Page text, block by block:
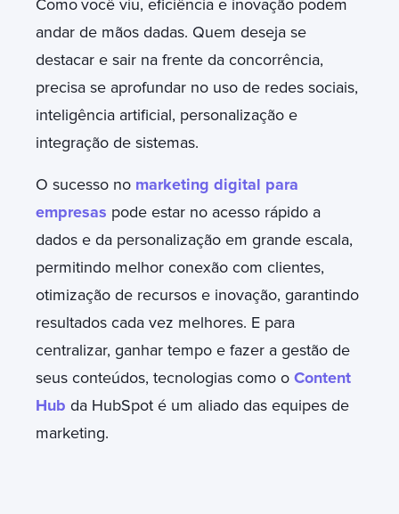
Comovocê viu, eficiência e inovação podem
andar de mãos dadas. Quem deseja se
destacar e sair na frente da concorrência,
precisa se aprofundar no uso de redes sociais,
inteligência artificial, personalização e
integração de sistemas.
O sucesso no marketing digital para
empresas pode estar no acesso rápido a
dados e da personalização em grande escala,
permitindo melhor conexão com clientes,
otimização de recursos e inovação, garantindo
resultados cada vez melhores. E para
centralizar, ganhar tempo e fazer a gestão de
seus conteúdos, tecnologias como o Content
Hub da HubSpot é um aliado das equipes de
marketing.